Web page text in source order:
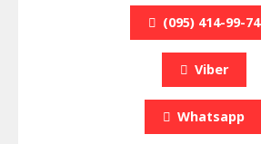
(095) 414-99-74
Viber
Whatsapp